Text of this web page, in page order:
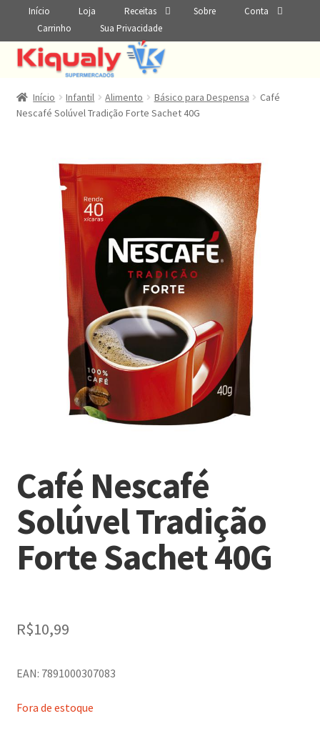
Início Loja Receitas Sobre
Conta
Carrinho
Sua Privacidade
Início Infantil Alimento Básico para Despensa
Café
Nescafé Solúvel Tradição Forte Sachet 40G
Café Nescafé
Solúvel Tradição
Forte Sachet 40G
R$10,99
EAN: 7891000307083
Fora de estoque